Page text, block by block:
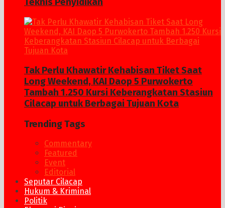
Teknis Penyidikan
Tak Perlu Khawatir Kehabisan Tiket Saat
Long Weekend, KAI Daop 5 Purwokerto
Tambah 1.250 Kursi Keberangkatan Stasiun
Cilacap untuk Berbagai Tujuan Kota
Trending Tags
Commentary
Featured
Event
Editorial
Seputar Cilacap
Hukum & Kriminal
Politik